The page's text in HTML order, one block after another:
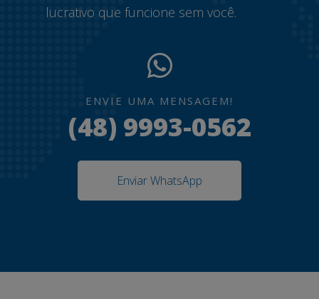
lucrativo que funcione sem você.
ENVIE UMA MENSAGEM!
(48) 9993-0562
Enviar WhatsApp